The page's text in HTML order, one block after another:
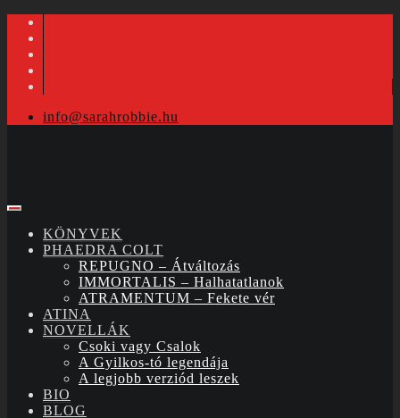
info@sarahrobbie.hu
KÖNYVEK
PHAEDRA COLT
REPUGNO – Átváltozás
IMMORTALIS – Halhatatlanok
ATRAMENTUM – Fekete vér
ATINA
NOVELLÁK
Csoki vagy Csalok
A Gyilkos-tó legendája
A legjobb verziód leszek
BIO
BLOG